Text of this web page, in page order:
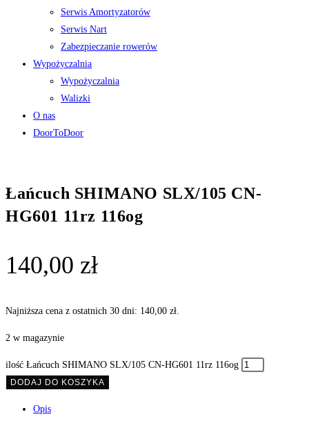
Serwis Amortyzatorów
Serwis Nart
Zabezpieczanie rowerów
Wypożyczalnia
Wypożyczalnia
Walizki
O nas
DoorToDoor
Łańcuch SHIMANO SLX/105 CN-
HG601 11rz 116og
140,00 zł
Najniższa cena z ostatnich 30 dni: 140,00 zł
2 w magazynie
ilość Łańcuch SHIMANO SLX/105 CN-HG601 11rz 116og
DODAJ DO KOSZYKA
Opis